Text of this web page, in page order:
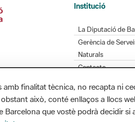
Institució
La Diputació de
Gerència de
Naturals
Contacte
Diputació de
finalitat tècnica, no recapta ni
això, conté enllaços a llocs
Barcelona que vostè podrà decidir si